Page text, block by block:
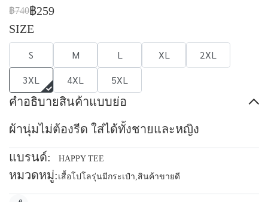
฿740฿259
SIZE
S M L XL
2XL
3XL
4XL 5XL
คำอธิบายสินค้าแบบย่อ
ผ้านุ่มไม่ต้องรีด ใส่ได้ทั้งชายและหญิง
แบรนด์: HAPPY TEE
หมวดหมู่: เสื้อโปโลรุ่นมีกระเป๋า,สินค้าขายดี